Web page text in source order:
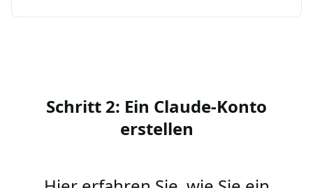
Schritt 2: Ein Claude-Konto
erstellen